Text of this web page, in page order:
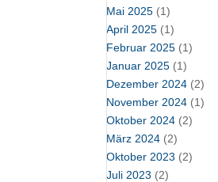
Mai 2025 (1)
April 2025 (1)
Februar 2025 (1)
Januar 2025 (1)
Dezember 2024 (2)
November 2024 (1)
Oktober 2024 (2)
März 2024 (2)
Oktober 2023 (2)
Juli 2023 (2)